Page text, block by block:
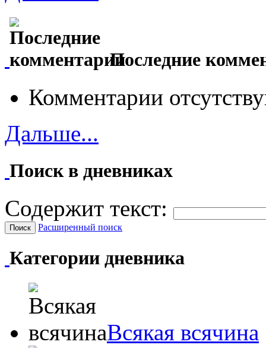
Последние
Комментарии
Дальше...
Поиск в дневниках
Содержит текст:
Расширенный поиск
Категории дневника
Всякая всячина